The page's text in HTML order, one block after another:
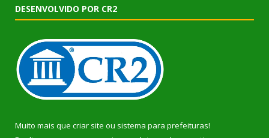
DESENVOLVIDO POR CR2
Muito mais que criar site ou sistema para prefeituras!